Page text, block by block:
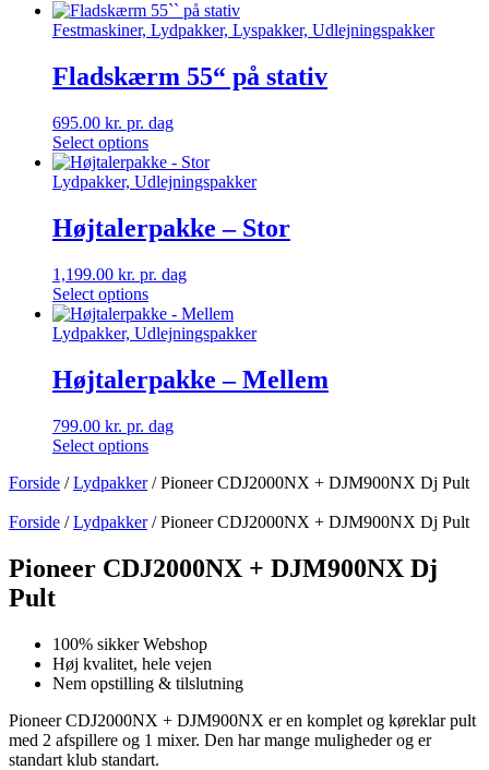
Festmaskiner, Lydpakker, Lyspakker, Udlejningspakker
Fladskærm 55“ på stativ
695.00 kr. pr. dag
Select options
Lydpakker, Udlejningspakker
Højtalerpakke – Stor
1,199.00 kr. pr. dag
Select options
Lydpakker, Udlejningspakker
Højtalerpakke – Mellem
799.00 kr. pr. dag
Select options
Forside /Lydpakker/ Pioneer CDJ2000NX + DJM900NX Dj Pult
Forside /Lydpakker/ Pioneer CDJ2000NX + DJM900NX Dj Pult
Pioneer CDJ2000NX + DJM900NX Dj
Pult
100% sikker Webshop
Høj kvalitet, hele vejen
Nem opstilling & tilslutning
Pioneer CDJ2000NX + DJM900NX er en komplet og køreklar pult
med 2 afspillere og 1 mixer. Den har mange muligheder og er
standart klub standart.